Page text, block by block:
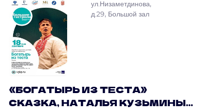
ул.Низаметдинова,
д.29, Большой зал
«БОГАТЫРЬ ИЗ ТЕСТА»
СКАЗКА, НАТАЛЬЯ КУЗЬМИНЫХ